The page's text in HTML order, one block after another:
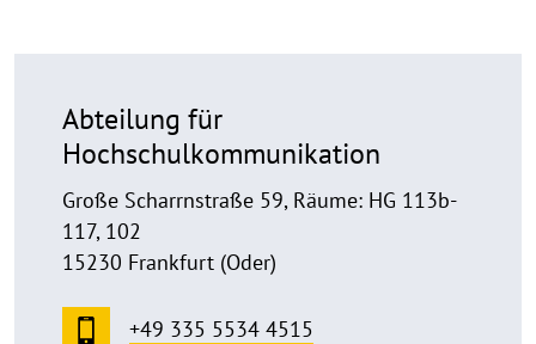
Abteilung für
Hochschulkommunikation
Große Scharrnstraße 59, Räume: HG 113b-
117, 102
15230 Frankfurt (Oder)
+49 335 5534 4515